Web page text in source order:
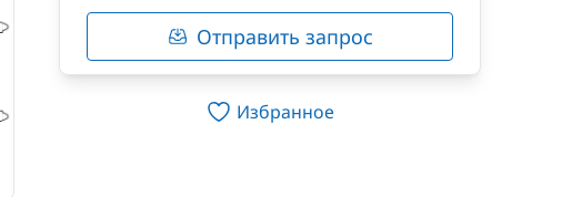
Отправить запрос
Избранное